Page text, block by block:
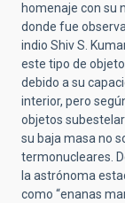
homenaje con su
donde fue
indio Shiv S.
este tipo de
debido a su
interior, pero
objetos
su baja masa no
termonucleares.
la astrónoma
como “enanas